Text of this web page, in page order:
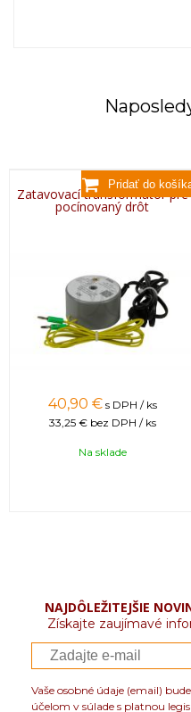
Zatavovací transformátor pre
pocínovaný drôt
40,90 € s DPH / ks
33,25 € bez DPH / ks
Na sklade
NAJDÔLEŽITEJŠIE
Získajte zaujímavé
Vaše osobné údaje (email)
účelom v súlade s platnou